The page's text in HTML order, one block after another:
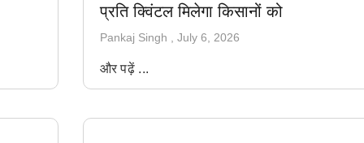
प्रति क्विंटल मिलेगा किसानों को
Pankaj Singh July 6, 2026
और पढ़ें ...